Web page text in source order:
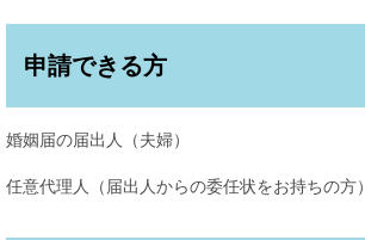
申請できる方
婚姻届の届出人（夫婦）
任意代理人（届出人からの委任状をお持ちの方）